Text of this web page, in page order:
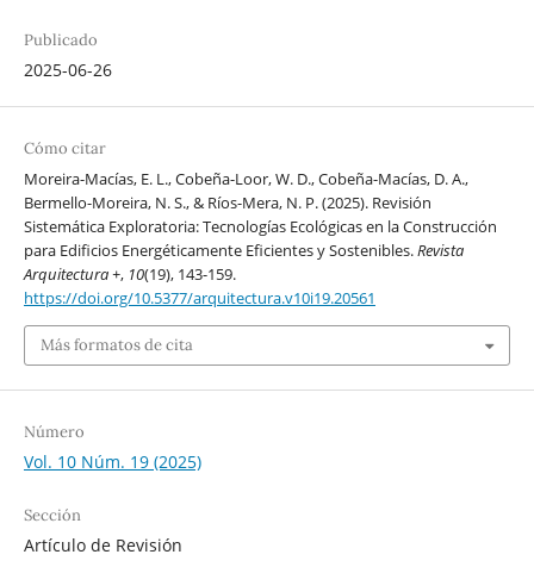
Publicado
2025-06-26
Cómo citar
Moreira-Macías, E. L., Cobeña-Loor, W. D., Cobeña-Macías, D. A.,
Bermello-Moreira, N. S., & Ríos-Mera, N. P. (2025). Revisión
Sistemática Exploratoria: Tecnologías Ecológicas en la Construcción
para Edificios Energéticamente Eficientes y Sostenibles.Revista
Arquitectura +, 10(19), 143-159.
https://doi.org/10.5377/arquitectura.v10i19.20561
Más formatos de cita
Número
Vol. 10 Núm. 19 (2025)
Sección
Artículo de Revisión